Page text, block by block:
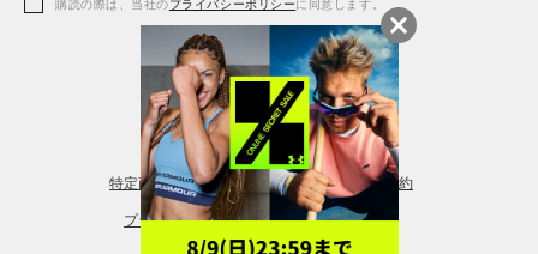
レギンス＆タイツ
購読の際は、当社のプライバシーポリシーに同意します。
特定商取引法に基づく通販の表記 会員規約
プライバシーポリシー